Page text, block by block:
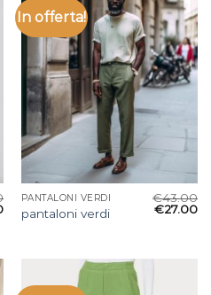
In offerta!
PANTALONI VERDI
pantaloni verdi
€43.00
€27.00